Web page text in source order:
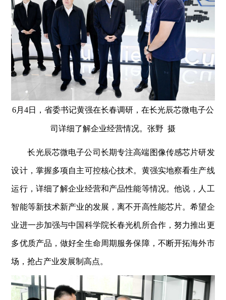
6月4日，省委书记黄强在长春调研，在长光辰芯微电子公
司详细了解企业经营情况。张野 摄
长光辰芯微电子公司长期专注高端图像传感芯片研发
设计，掌握多项自主可控核心技术。黄强实地察看生产线
运行，详细了解企业经营和产品性能等情况。他说，人工
智能等新技术新产业的发展，离不开高性能芯片。希望企
业进一步加强与中国科学院长春光机所合作，努力推出更
多优质产品，做好全生命周期服务保障，不断开拓海外市
场，抢占产业发展制高点。